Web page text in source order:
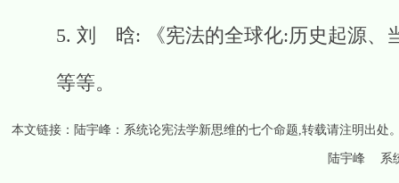
5. 刘 晗: 《宪法的全球化:历史起源、当
等等。
本文链接： 陆宇峰：系统论宪法学新思维的七个命题,转载请注明出处
陆宇峰 系